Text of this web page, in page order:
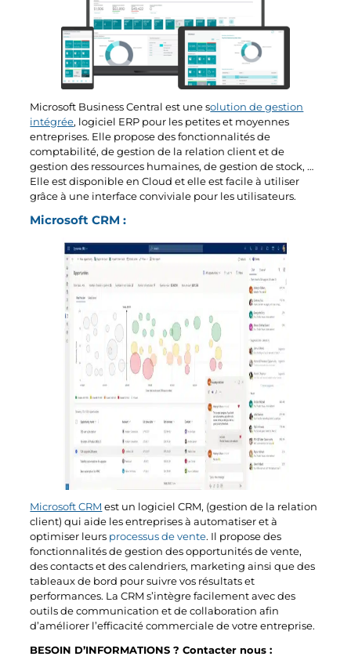
Microsoft Business Central est une solution de gestion
intégrée, logiciel ERP pour les petites et moyennes
entreprises. Elle propose des fonctionnalités de
comptabilité, de gestion de la relation client et de
gestion des ressources humaines, de gestion de stock, …
Elle est disponible en Cloud et elle est facile à utiliser
grâce à une interface conviviale pour les utilisateurs.
Microsoft CRM :
Microsoft CRM est un logiciel CRM, (gestion de la relation
client) qui aide les entreprises à automatiser et à
optimiser leurs processus de vente. Il propose des
fonctionnalités de gestion des opportunités de vente,
des contacts et des calendriers, marketing ainsi que des
tableaux de bord pour suivre vos résultats et
performances. La CRM s’intègre facilement avec des
outils de communication et de collaboration afin
d’améliorer l’efficacité commerciale de votre entreprise.
BESOIN D’INFORMATIONS ?Contacter nous :